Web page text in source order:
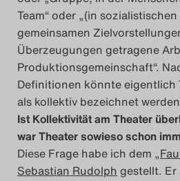
Das
Das
Team“ oder „(in
gemeinsamen
Überzeugungen getragene
Produktionsgemeinschaft“.
Definitionen könnte eigentlich
als kollektiv bezeichnet
Ist Kollektivität am Theater
war Theater sowieso schon
Diese Frage habe ich dem
Sebastian Rudolph gestellt.